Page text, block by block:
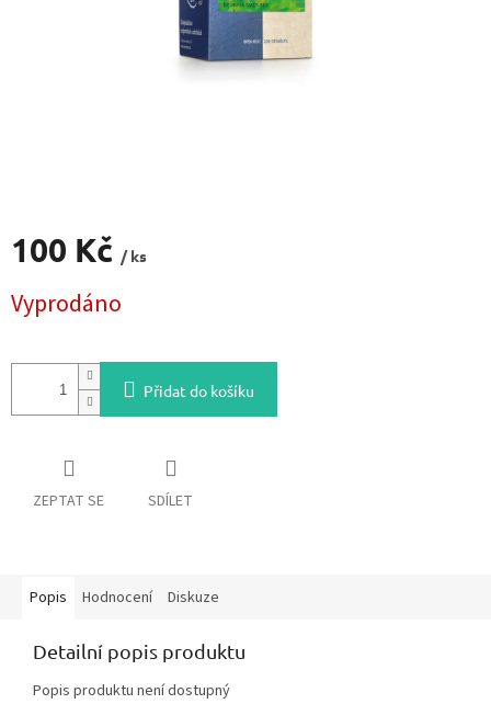
100 Kč / ks
cena:
Vyprodáno
Přidat do košíku
ZEPTAT SE SDÍLET
Popis Hodnocení Diskuze
Detailní popis produktu
Popis produktu není dostupný